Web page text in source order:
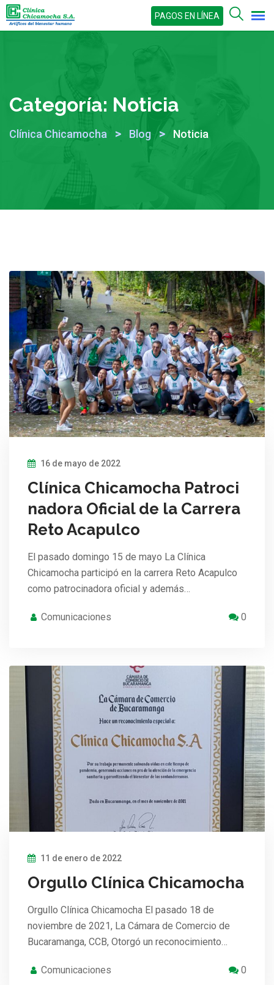
Skip
to
PAGOS EN LÍNEA
Categoría: Noticia
Clínica Chicamocha > Blog > Noticia
16 de mayo de 2022
Clínica Chicamocha Patroci
nadora Oficial de la Carrera
Reto Acapulco
El pasado domingo 15 de mayo La Clínica
Chicamocha participó en la carrera Reto Acapulco
como patrocinadora oficial y además…
Comunicaciones 0
11 de enero de 2022
Orgullo Clínica Chicamocha
Orgullo Clínica Chicamocha El pasado 18 de
noviembre de 2021, La Cámara de Comercio de
Bucaramanga, CCB, Otorgó un reconocimiento…
Comunicaciones 0